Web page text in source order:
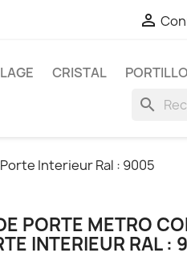

CRISTAL
search
Porte Interieur Ral : 9005
PORTE METRO
INTERIEUR RAL :